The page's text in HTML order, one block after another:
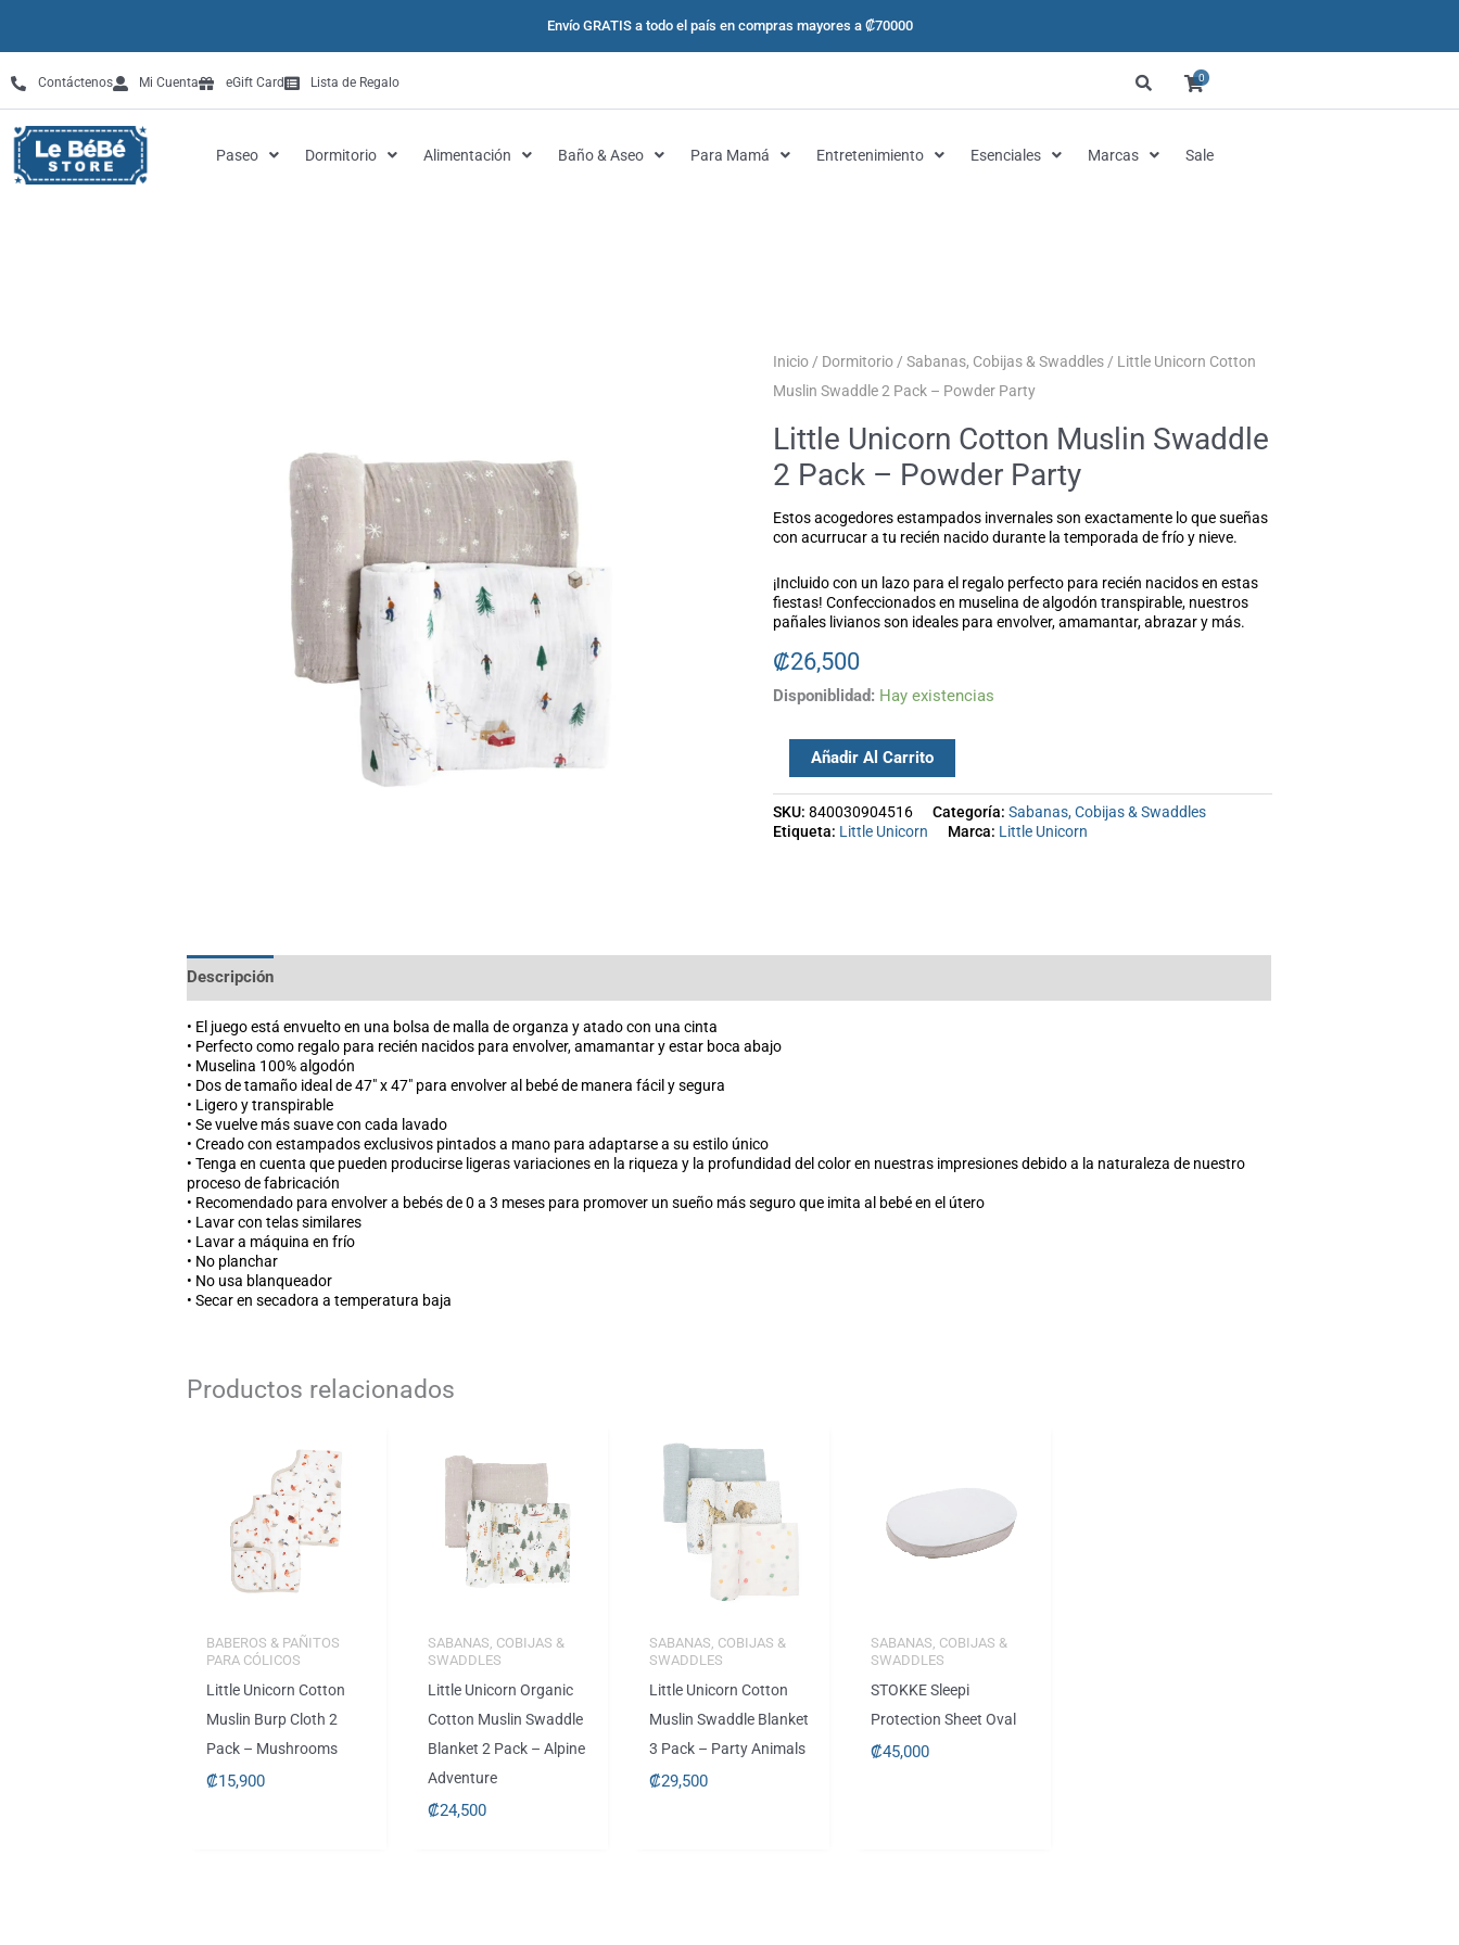
contenido
Envío GRATIS a todo el país en compras mayores a ₡70000
Contáctenos Mi Cuenta eGift Card Lista de Regalo 0
Paseo Dormitorio Alimentación Baño & Aseo Para Mamá Entretenimiento Esenciales Marcas Sale
Inicio / Dormitorio / Sabanas, Cobijas & Swaddles / Little Unicorn Cotton
Muslin Swaddle 2 Pack – Powder Party
Little Unicorn Cotton Muslin Swaddle
2 Pack – Powder Party
Estos acogedores estampados invernales son exactamente lo que sueñas
con acurrucar a tu recién nacido durante la temporada de frío y nieve.
¡Incluido con un lazo para el regalo perfecto para recién nacidos en estas
fiestas! Confeccionados en muselina de algodón transpirable, nuestros
pañales livianos son ideales para envolver, amamantar, abrazar y más.
₡26,500
Disponiblidad: Hay existencias
Little
Unicorn
Muslin
Swaddle
Pack
Powder
Party
cantidad
Añadir Al Carrito
SKU: 840030904516 Categoría: Sabanas, Cobijas & Swaddles
Etiqueta: Little Unicorn Marca: Little Unicorn
Descripción
• El juego está envuelto en una bolsa de malla de organza y atado con una cinta
• Perfecto como regalo para recién nacidos para envolver, amamantar y estar boca abajo
• Muselina 100% algodón
• Dos de tamaño ideal de 47″ x 47″ para envolver al bebé de manera fácil y segura
• Ligero y transpirable
• Se vuelve más suave con cada lavado
• Creado con estampados exclusivos pintados a mano para adaptarse a su estilo único
• Tenga en cuenta que pueden producirse ligeras variaciones en la riqueza y la profundidad del color en nuestras impresiones debido a la naturaleza de nuestro
proceso de fabricación
• Recomendado para envolver a bebés de 0 a 3 meses para promover un sueño más seguro que imita al bebé en el útero
• Lavar con telas similares
• Lavar a máquina en frío
• No planchar
• No usa blanqueador
• Secar en secadora a temperatura baja
Productos relacionados
BABEROS & PAÑITOS
PARA CÓLICOS
Little Unicorn Cotton
Muslin Burp Cloth 2
Pack – Mushrooms
₡15,900
SABANAS, COBIJAS &
SWADDLES
Little Unicorn Organic
Cotton Muslin Swaddle
Blanket 2 Pack – Alpine
Adventure
₡24,500
SABANAS, COBIJAS &
SWADDLES
Little Unicorn Cotton
Muslin Swaddle Blanket
3 Pack – Party Animals
₡29,500
SABANAS, COBIJAS &
SWADDLES
STOKKE Sleepi
Protection Sheet Oval
₡45,000